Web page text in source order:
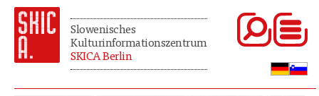
Slowenisches
Kulturinformationszentrum
SKICA Berlin